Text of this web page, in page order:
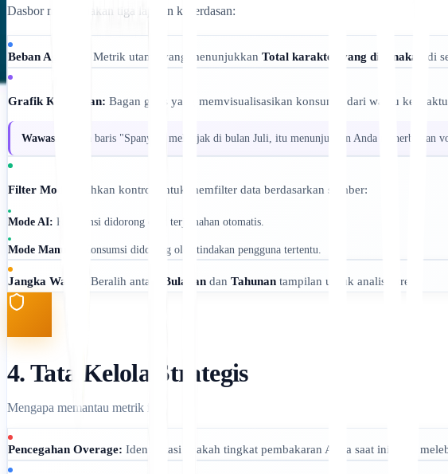
Dasbor menyediakan tiga lapisan kecerdasan:
Beban Agregat: Metrik utama yang menunjukkan Total karakter yang digunakan di
Grafik Kecepatan: Bagan garis yang memvisualisasikan konsumsi dari waktu ke
Wawasan: Jika baris "Spanyol" melonjak di bulan Juli, itu menunjukkan Anda menerbitkan
Filter Mode: Alihkan kontrol untuk memfilter data berdasarkan sumber:
Mode AI: Konsumsi didorong oleh terjemahan otomatis.
Mode Manual: Konsumsi didorong oleh tindakan pengguna tertentu.
Jangka Waktu: Beralih antara Bulanan dan Tahunan tampilan untuk analisis tren.
4. Tata Kelola Strategis
Mengapa memantau metrik ini?
Pencegahan Overage: Identifikasi apakah tingkat pembakaran Anda saat ini akan